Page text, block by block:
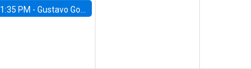
1:35 PM - Gustavo González, Banco Central de Chile